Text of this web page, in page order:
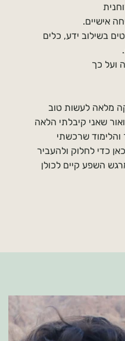
אישיים.
בשילוב ידע, כלים
ועל כך
מלאה לעשות טוב
שאני קיבלתי הלאה
שרכשתי
כדי לחלוק ולהעביר
השפע קיים לכולן